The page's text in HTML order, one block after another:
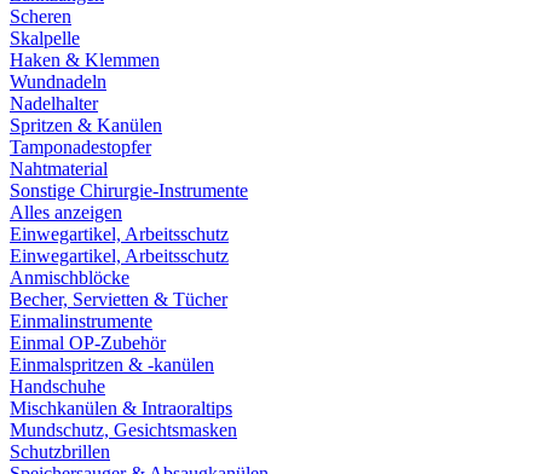
Scheren
Skalpelle
Haken & Klemmen
Wundnadeln
Nadelhalter
Spritzen & Kanülen
Tamponadestopfer
Nahtmaterial
Sonstige Chirurgie-Instrumente
Alles anzeigen
Einwegartikel, Arbeitsschutz
Einwegartikel, Arbeitsschutz
Anmischblöcke
Becher, Servietten & Tücher
Einmalinstrumente
Einmal OP-Zubehör
Einmalspritzen & -kanülen
Handschuhe
Mischkanülen & Intraoraltips
Mundschutz, Gesichtsmasken
Schutzbrillen